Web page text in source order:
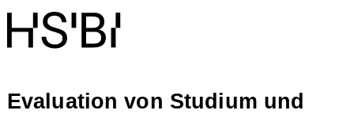
Evaluation von Studium und